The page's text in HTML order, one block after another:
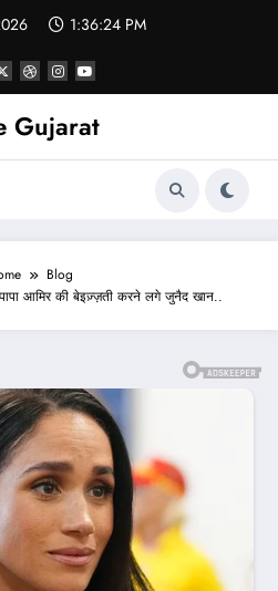
1:36:26 PM
Gujarat
Blog
आमिर की बेइज़्ज़ती करने लगे जुनैद खान..